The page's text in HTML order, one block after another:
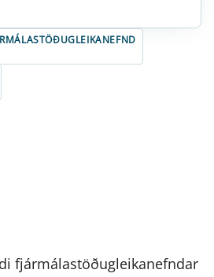
fjármálastöðugleikanefndar